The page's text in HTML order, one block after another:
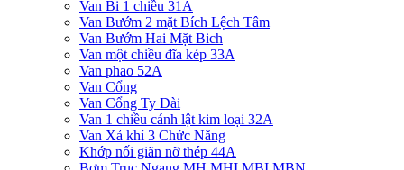
Van Bi 1 chiều 31A
Van Bướm 2 mặt Bích Lệch Tâm
Van Bướm Hai Mặt Bich
Van một chiều đĩa kép 33A
Van phao 52A
Van Cổng
Van Cổng Ty Dài
Van 1 chiều cánh lật kim loại 32A
Van Xả khí 3 Chức Năng
Khớp nối giãn nỡ thép 44A